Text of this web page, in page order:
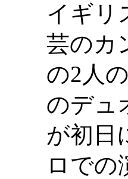
イギリ
芸のカ
の2人
のデュ
が初日
ロでの